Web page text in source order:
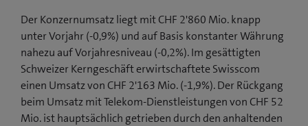
Der Konzernumsatz liegt mit CHF 2'860 Mio. knapp
unter Vorjahr (-0,9%) und auf Basis konstanter Währung
nahezu auf Vorjahresniveau (-0,2%). Im gesättigten
Schweizer Kerngeschäft erwirtschaftete Swisscom
einen Umsatz von CHF 2'163 Mio. (-1,9%). Der Rückgang
beim Umsatz mit Telekom-Dienstleistungen von CHF 52
Mio. ist hauptsächlich getrieben durch den anhaltenden